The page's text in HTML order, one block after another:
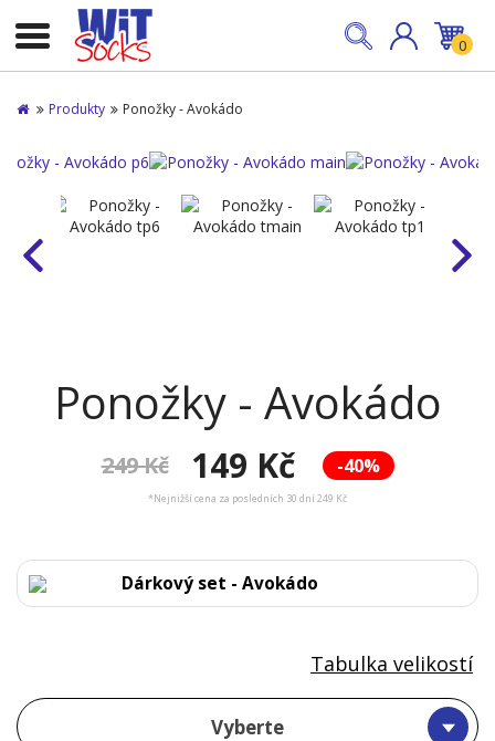
0
Produkty Ponožky - Avokádo
Ponožky - Avokádo
-40%
249 Kč 149 Kč
*Nejnižší cena za posledních 30 dní 249 Kč
Dárkový set - Avokádo
Vyberte
Tabulka velikostí